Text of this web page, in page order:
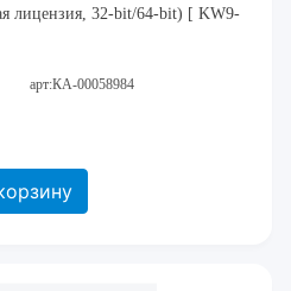
лицензия, 32-bit/64-bit) [ KW9-
арт:КА-00058984